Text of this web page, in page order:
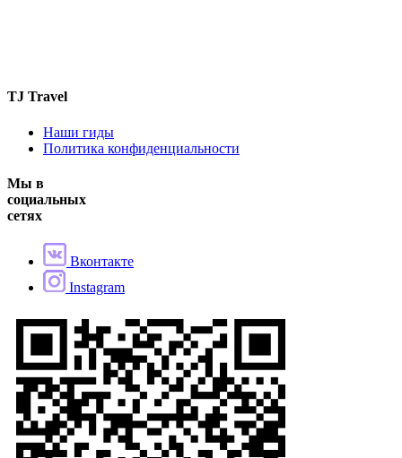
TJ Travel
Наши гиды
Политика конфиденциальности
Мы в
социальных
сетях
Вконтакте
Instagram